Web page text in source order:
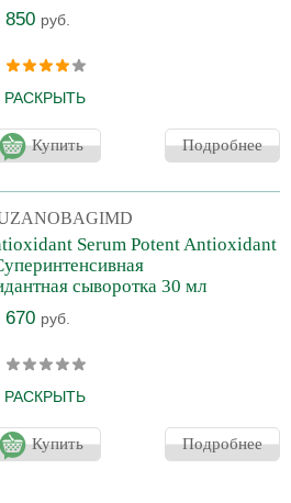
850 руб.
РАСКРЫТЬ
и борется с видимыми признаками
её функциональное
от повреждающего воздействия
и эластичность кожи,
восстанавливается
Купить Подробнее
Serum Potent Antioxidant
сыворотка 30 мл
670 руб.
РАСКРЫТЬ
инновационную антиоксидантную
успокаивающих и осветляющих
для чувствительной кожи.
Купить Подробнее